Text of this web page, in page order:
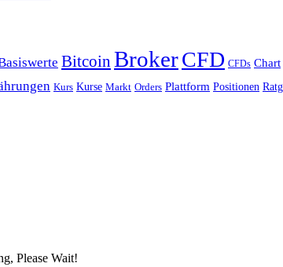
Bitcoin BrokerCFD CFDs Chart
Kurs Kurse Markt Orders Plattform Positionen